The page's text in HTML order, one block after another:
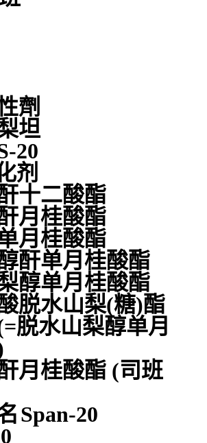
劑
坦
20
剂
十二酸酯
月桂酸酯
月桂酸酯
酐单月桂酸酯
醇单月桂酸酯
脱水山梨(糖)酯
脱水山梨醇单月
月桂酸酯 (司班
Span-20